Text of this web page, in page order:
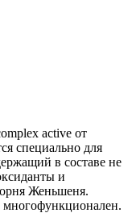
active от
специально для
в составе не
и
Женьшеня.
многофункционален.